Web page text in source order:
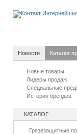
Новости Каталог
Новые товары
Лидеры продаж
Специальные
История брендов
КАТАЛОГ
Грязезащитные